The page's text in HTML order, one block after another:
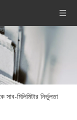
মিলিমিটার নির্ভুলতা